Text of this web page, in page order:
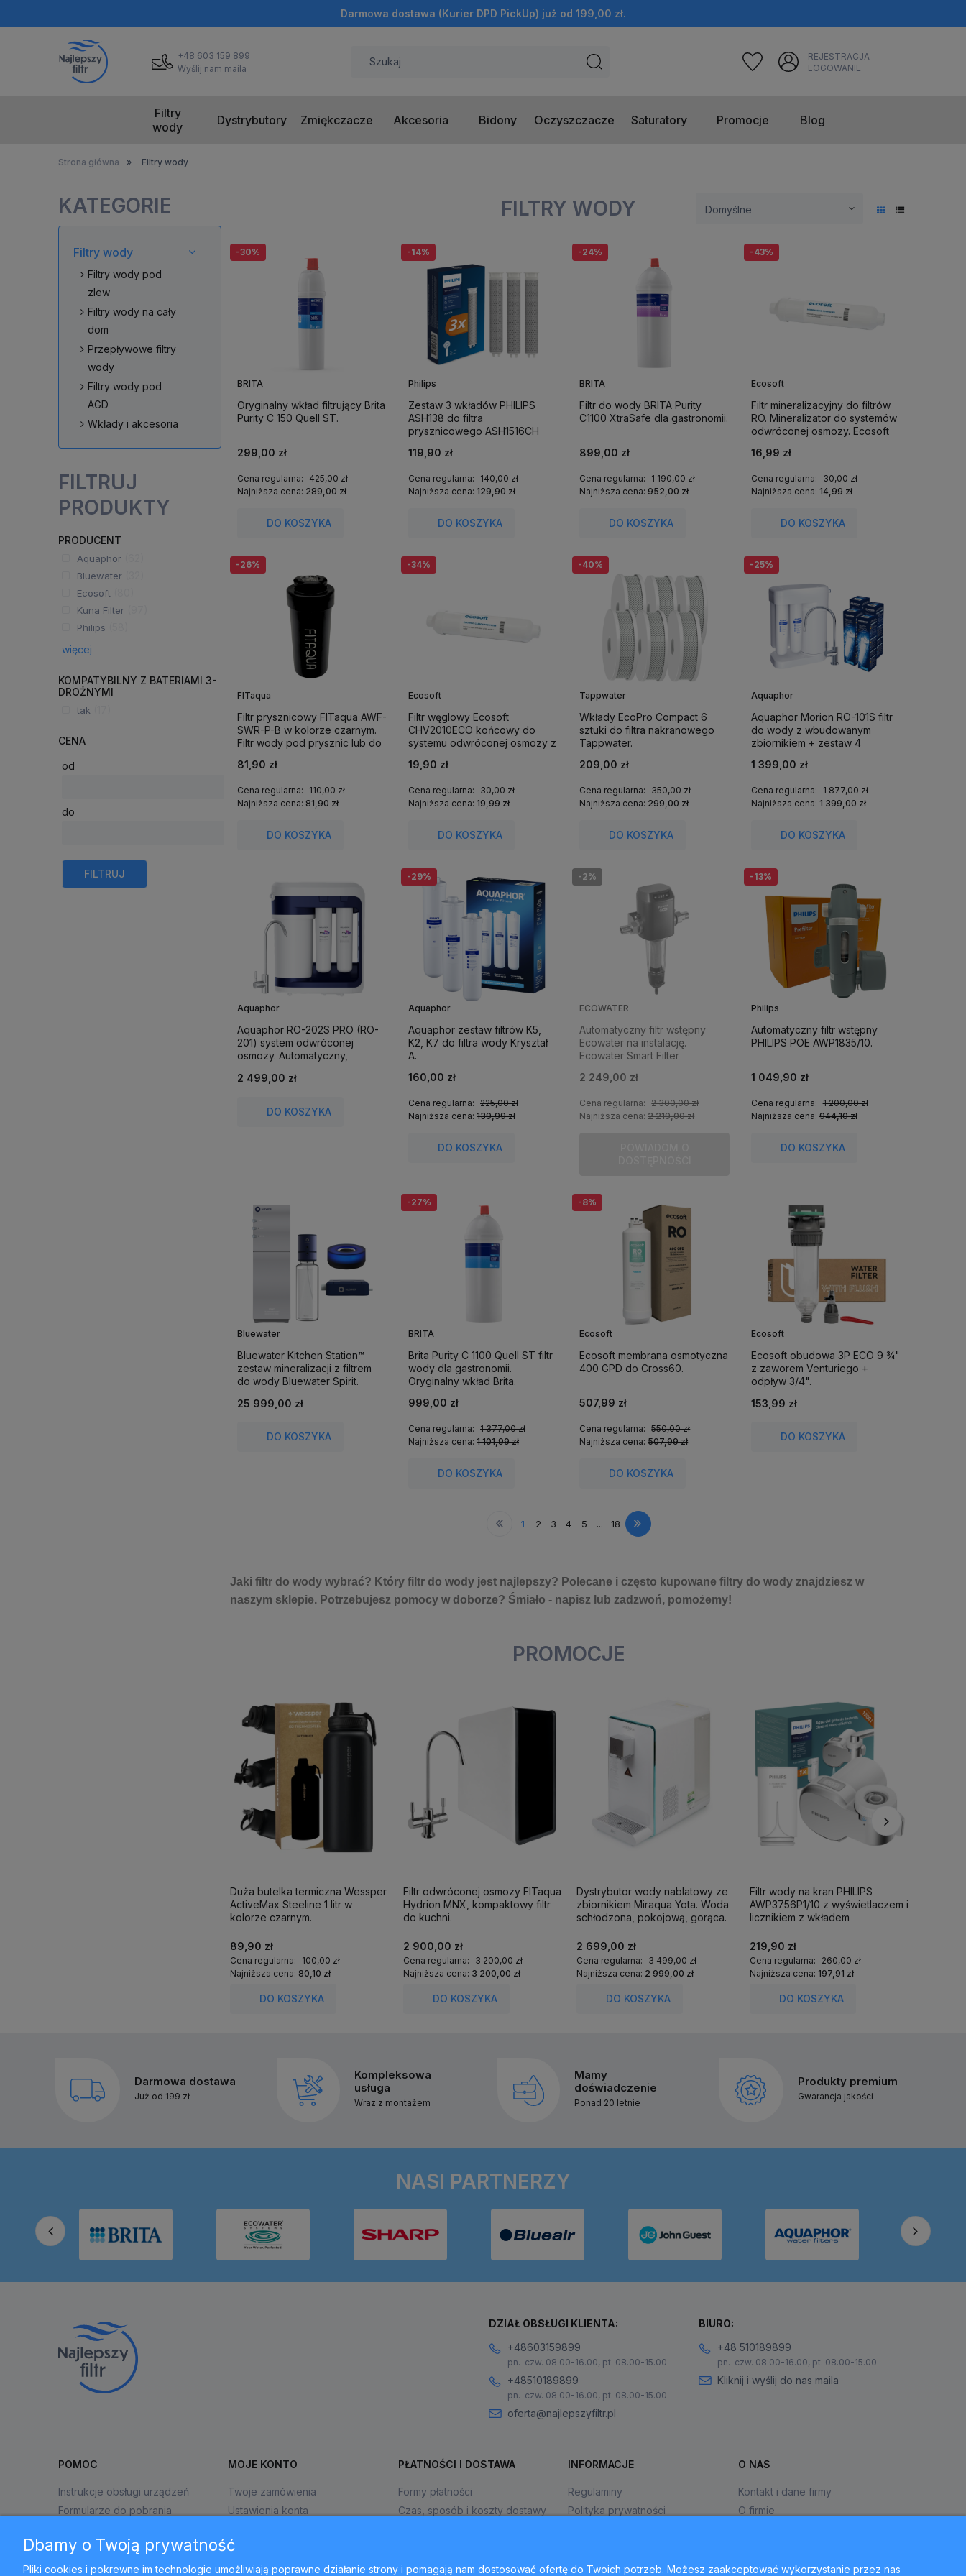
Darmowa dostawa (Kurier DPD PickUp) już od 199,00 zł.
+48 603 159 899
Wyślij nam maila
REJESTRACJA
LOGOWANIE
Filtry
wody
Dystrybutory Zmiękczacze Akcesoria Bidony Oczyszczacze Saturatory Promocje Blog
Strona główna » Filtry wody
KATEGORIE
Filtry wody
Filtry wody pod
zlew
Filtry wody na cały
dom
Przepływowe filtry
wody
Filtry wody pod
AGD
Wkłady i akcesoria
FILTRUJ
PRODUKTY
PRODUCENT
Aquaphor
Bluewater
Ecosoft
Kuna Filter
Philips
więcej
KOMPATYBILNY Z BATERIAMI 3-
DROŻNYMI
tak
CENA
od
do
FILTRUJ
FILTRY WODY
BRITA
Oryginalny wkład filtrujący Brita
Purity C 150 Quell ST.
299,00 zł
Cena regularna: 425,00 zł
Najniższa cena:289,00 zł
DO KOSZYKA
-30%
Philips
Zestaw 3 wkładów PHILIPS
ASH138 do filtra
prysznicowego ASH1516CH
119,90 zł
Cena regularna:
140,00 zł
Najniższa cena:129,90 zł
DO KOSZYKA
-14%
BRITA
Filtr do wody BRITA Purity
C1100 XtraSafe dla gastronomii.
899,00 zł
Cena regularna:
1 190,00 zł
Najniższa cena:952,00 zł
DO KOSZYKA
-24%
Ecosoft
Filtr mineralizacyjny do filtrów
RO. Mineralizator do systemów
odwróconej osmozy. Ecosoft
16,99 zł
Cena regularna: 30,00 zł
Najniższa cena:14,99 zł
DO KOSZYKA
-43%
FITaqua
Filtr prysznicowy FITaqua AWF-
SWR-P-B w kolorze czarnym.
Filtr wody pod prysznic lub do
81,90 zł
Cena regularna: 110,00 zł
Najniższa cena:81,90 zł
DO KOSZYKA
-26%
Ecosoft
Filtr węglowy Ecosoft
CHV2010ECO końcowy do
systemu odwróconej osmozy z
membranie.
19,90 zł
Cena regularna:
30,00 zł
Najniższa cena:19,99 zł
DO KOSZYKA
-34%
Tappwater
Wkłady EcoPro Compact 6
sztuki do filtra nakranowego
Tappwater.
209,00 zł
Cena regularna:
350,00 zł
Najniższa cena:299,00 zł
DO KOSZYKA
-40%
Aquaphor
Aquaphor Morion RO-101S filtr
do wody z wbudowanym
zbiornikiem + zestaw 4
K5).
1 399,00 zł
Cena regularna: 1 877,00 zł
Najniższa cena:1 399,00 zł
DO KOSZYKA
-25%
Aquaphor
Aquaphor RO-202S PRO (RO-
201) system odwróconej
osmozy. Automatyczny,
mineralizacją (DWM-201).
2 499,00 zł
DO KOSZYKA
Aquaphor
Aquaphor zestaw filtrów K5,
K2, K7 do filtra wody Kryształ
A.
160,00 zł
Cena regularna:
225,00 zł
Najniższa cena:139,99 zł
DO KOSZYKA
-29%
ECOWATER
Automatyczny filtr wstępny
Ecowater na instalację.
Ecowater Smart Filter
zmiękczaczem wody.
2 249,00 zł
Cena regularna:
2 300,00 zł
Najniższa cena:2 219,00 zł
-2%
Philips
Automatyczny filtr wstępny
PHILIPS POE AWP1835/10.
1 049,90 zł
Cena regularna: 1 200,00 zł
Najniższa cena:944,10 zł
DO KOSZYKA
-13%
Bluewater
Bluewater Kitchen Station™
zestaw mineralizacji z filtrem
do wody Bluewater Spirit.
25 999,00 zł
DO KOSZYKA
BRITA
Brita Purity C 1100 Quell ST filtr
wody dla gastronomii.
Oryginalny wkład Brita.
999,00 zł
Cena regularna:
1 377,00 zł
Najniższa cena:1 101,99 zł
DO KOSZYKA
-27%
Ecosoft
Ecosoft membrana osmotyczna
400 GPD do Cross60.
507,99 zł
Cena regularna:
550,00 zł
Najniższa cena:507,99 zł
DO KOSZYKA
-8%
Ecosoft
Ecosoft obudowa 3P ECO 9 ¾"
z zaworem Venturiego +
odpływ 3/4".
153,99 zł
DO KOSZYKA
« 1 2 3 4 5 ... 18 »
Jaki filtr do wody wybrać? Który filtr do wody jest najlepszy? Polecane i często kupowane filtry do wody znajdziesz w
naszym sklepie. Potrzebujesz pomocy w doborze? Śmiało - napisz lub zadzwoń, pomożemy!
PROMOCJE
Duża butelka termiczna Wessper
ActiveMax Steeline 1 litr w
kolorze czarnym.
89,90 zł
Cena regularna: 100,00 zł
Najniższa cena:80,10 zł
DO KOSZYKA
Filtr odwróconej osmozy FITaqua
Hydrion MNX, kompaktowy filtr
do kuchni.
2 900,00 zł
Cena regularna: 3 200,00 zł
Najniższa cena:3 200,00 zł
DO KOSZYKA
Dystrybutor wody nablatowy ze
zbiornikiem Miraqua Yota. Woda
schłodzona, pokojową, gorąca.
2 699,00 zł
Cena regularna: 3 499,00 zł
Najniższa cena:2 999,00 zł
DO KOSZYKA
Filtr wody na kran PHILIPS
AWP3756P1/10 z wyświetlaczem i
licznikiem z wkładem
219,90 zł
Cena regularna: 260,00 zł
Najniższa cena:197,91 zł
DO KOSZYKA
Darmowa dostawa
Już od 199 zł
Kompleksowa
usługa
Wraz z montażem
Mamy
doświadczenie
Ponad 20 letnie
Produkty premium
Gwarancja jakości
NASI PARTNERZY
DZIAŁ OBSŁUGI KLIENTA:
+48603159899
pn.-czw. 08.00-16.00, pt. 08.00-15.00
+48510189899
pn.-czw. 08.00-16.00, pt. 08.00-15.00
oferta@najlepszyfiltr.pl
BIURO:
+48 510189899
pn.-czw. 08.00-16.00, pt. 08.00-15.00
Kliknij i wyślij do nas maila
POMOC
Instrukcje obsługi urządzeń
Formularze do pobrania
MOJE KONTO
Twoje zamówienia
Ustawienia konta
PŁATNOŚCI I DOSTAWA
Formy płatności
Czas, sposób i koszty dostawy
INFORMACJE
Regulaminy
Polityka prywatności
O NAS
Kontakt i dane firmy
O firmie
Dbamy o Twoją prywatność
Pliki cookies i pokrewne im technologie umożliwiają poprawne działanie strony i pomagają nam dostosować ofertę do Twoich potrzeb. Możesz zaakceptować wykorzystanie przez nas